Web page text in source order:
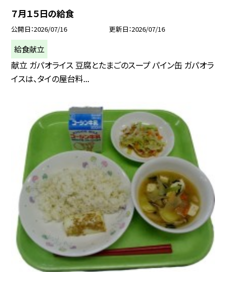
７月１５日の給食
公開日 2026/07/16 更新日 2026/07/16
給食献立
献立 ガパオライス 豆腐とたまごのスープ パイン缶 ガパオラ
イスは、タイの屋台料...